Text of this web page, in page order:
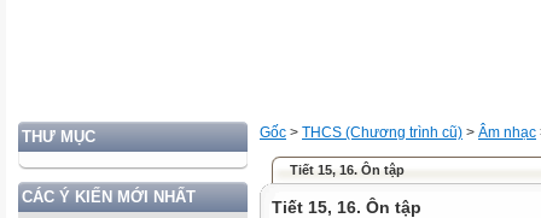
THƯ MỤC
CÁC Ý KIẾN MỚI NHẤT
Gốc > THCS (Chương trình cũ) > Âm nhạc
Tiết 15, 16. Ôn tập
Tiết 15, 16. Ôn tập